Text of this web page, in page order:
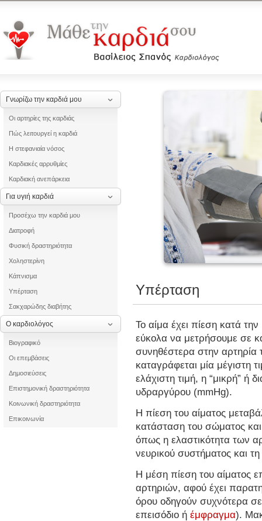
Γνωρίζω την καρδιά μου
Οι αρτηρίες της καρδιάς
Πώς λειτουργεί η καρδιά
Η στεφανιαία νόσος
Καρδιακές αρρυθμίες
Καρδιακή ανεπάρκεια
Για υγιή καρδιά
Προσέχω την καρδιά μου
Διατροφή
Φυσική δραστηριότητα
Χοληστερίνη
Κάπνισμα
Υπέρταση
Σακχαρώδης διαβήτης
Ο καρδιολόγος
Βιογραφικό
Οι επεμβάσεις
Δημοσιεύσεις
Επιστημονική δραστηριότητα
Κοινωνική δραστηριότητα
Επικοινωνία
Υπέρταση
Το αίμα έχει πίεση κατά
εύκολα να μετρήσουμε σε
συνηθέστερα στην αρτηρία
καταγράφεται μία μέγιστη
ελάχιστη τιμή, η “μικρή” ή
υδραργύρου (mmHg).
Η πίεση του αίματος
κατάσταση του σώματος
όπως η ελαστικότητα των
νευρικού συστήματος και
Η μέση πίεση του αίματος
αρτηριών, αφού έχει
όρου οδηγούν συχνότερα σε
επεισόδιο ή έμφραγμα).